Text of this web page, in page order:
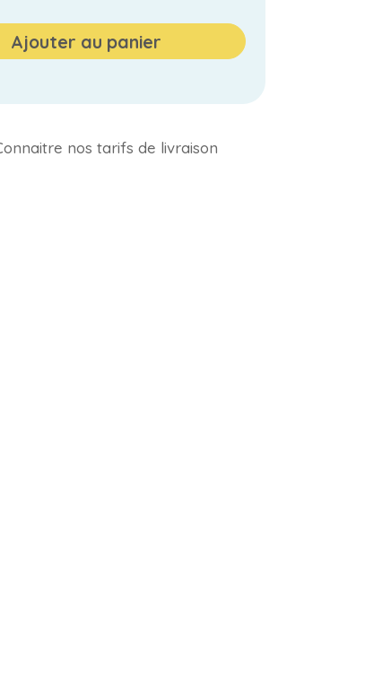
Ajouter au panier
nos tarifs de livraison